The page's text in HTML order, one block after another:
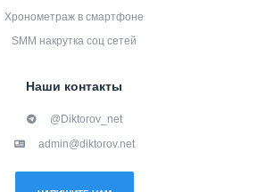
Хронометраж в смартфоне
SMM накрутка соц сетей
Наши контакты
@Diktorov_net
admin@diktorov.net